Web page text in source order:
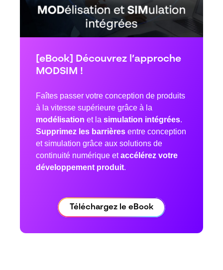
[eBook] Découvrez l’approche
MODSIM !
Faîtes passer votre conception de produits
à la vitesse supérieure grâce à la
modélisation et la simulation intégrées.
Supprimez les barrières entre conception
et simulation grâce aux solutions de
continuité numérique etaccélérez votre
développement produit.
Téléchargez le eBook